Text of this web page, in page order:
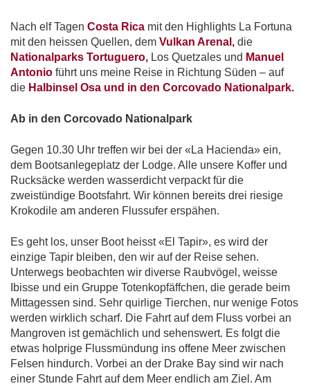
Nach elf Tagen Costa Rica mit den Highlights La Fortuna
mit den heissen Quellen, dem Vulkan Arenal, die
Nationalparks Tortuguero, Los Quetzales und Manuel
Antonio führt uns meine Reise in Richtung Süden – auf
die Halbinsel Osa und in den Corcovado Nationalpark.
Ab in den Corcovado Nationalpark
Gegen 10.30 Uhr treffen wir bei der «La Hacienda» ein,
dem Bootsanlegeplatz der Lodge. Alle unsere Koffer und
Rucksäcke werden wasserdicht verpackt für die
zweistündige Bootsfahrt. Wir können bereits drei riesige
Krokodile am anderen Flussufer erspähen.
Es geht los, unser Boot heisst «El Tapir», es wird der
einzige Tapir bleiben, den wir auf der Reise sehen.
Unterwegs beobachten wir diverse Raubvögel, weisse
Ibisse und ein Gruppe Totenkopfäffchen, die gerade beim
Mittagessen sind. Sehr quirlige Tierchen, nur wenige Fotos
werden wirklich scharf. Die Fahrt auf dem Fluss vorbei an
Mangroven ist gemächlich und sehenswert. Es folgt die
etwas holprige Flussmündung ins offene Meer zwischen
Felsen hindurch. Vorbei an der Drake Bay sind wir nach
einer Stunde Fahrt auf dem Meer endlich am Ziel. Am